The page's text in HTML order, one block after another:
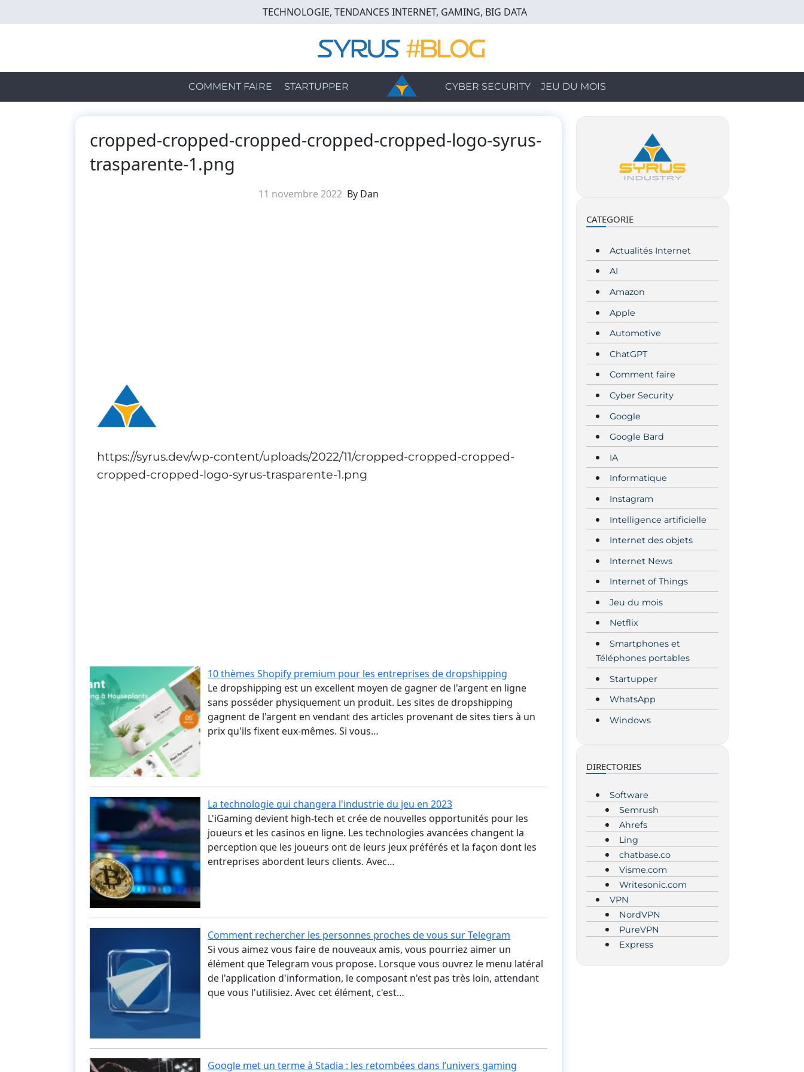
to
TECHNOLOGIE, TENDANCES INTERNET, GAMING, BIG DATA
COMMENT FAIRE STARTUPPER CYBER SECURITY JEU DU MOIS
cropped-cropped-cropped-cropped-cropped-logo-syrus-
trasparente-1.png
11 novembre 2022 By Dan
https://syrus.dev/wp-content/uploads/2022/11/cropped-cropped-cropped-
cropped-cropped-logo-syrus-trasparente-1.png
10 thèmes Shopify premium pour les entreprises de dropshipping
Le dropshipping est un excellent moyen de gagner de l'argent en ligne
sans posséder physiquement un produit. Les sites de dropshipping
gagnent de l'argent en vendant des articles provenant de sites tiers à un
prix qu'ils fixent eux-mêmes. Si vous…
La technologie qui changera l'industrie du jeu en 2023
L'iGaming devient high-tech et crée de nouvelles opportunités pour les
joueurs et les casinos en ligne. Les technologies avancées changent la
perception que les joueurs ont de leurs jeux préférés et la façon dont les
entreprises abordent leurs clients. Avec…
Comment rechercher les personnes proches de vous sur Telegram
Si vous aimez vous faire de nouveaux amis, vous pourriez aimer un
élément que Telegram vous propose. Lorsque vous ouvrez le menu latéral
de l'application d'information, le composant n'est pas très loin, attendant
que vous l'utilisiez. Avec cet élément, c'est…
Google met un terme à Stadia : les retombées dans l’univers gaming
CATEGORIE
Actualités Internet
AI
Amazon
Apple
Automotive
ChatGPT
Comment faire
Cyber Security
Google
Google Bard
IA
Informatique
Instagram
Intelligence artificielle
Internet des objets
Internet News
Internet of Things
Jeu du mois
Netflix
Smartphones et
Téléphones portables
Startupper
WhatsApp
Windows
DIRECTORIES
Software
Semrush
Ahrefs
Ling
chatbase.co
Visme.com
Writesonic.com
VPN
NordVPN
PureVPN
Express